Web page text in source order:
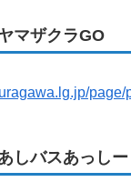
マザクラGO
page/
しバスあっしー